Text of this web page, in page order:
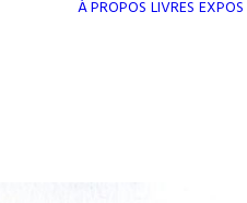
À PROPOS LIVRES EXPOS